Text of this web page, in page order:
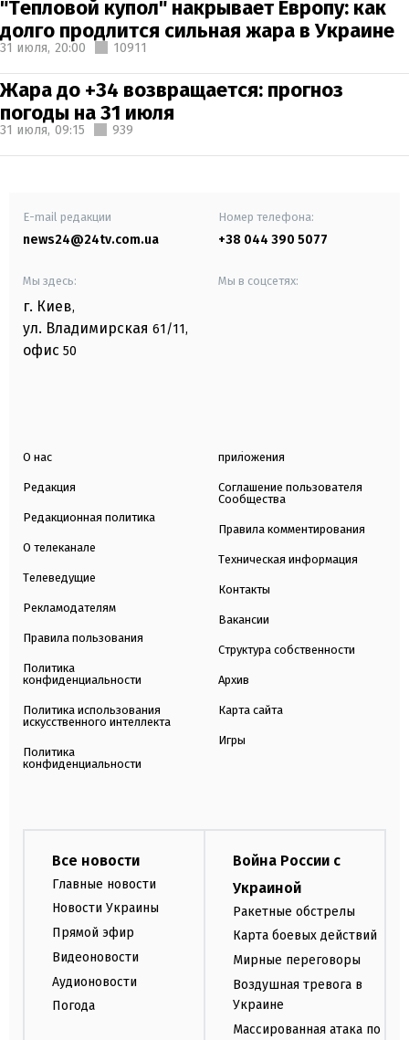
"Тепловой купол" накрывает Европу: как
долго продлится сильная жара в Украине
31 июля, 20:00 10911
Жара до +34 возвращается: прогноз
погоды на 31 июля
31 июля, 09:15 939
E-mail редакции
news24@24tv.com.ua
Номер телефона:
+38 044 390 5077
Мы здесь:
г. Киев,
ул. Владимирская 61/11,
офис 50
Мы в соцсетях:
О нас
Редакция
Редакционная политика
О телеканале
Телеведущие
Рекламодателям
Правила пользования
Политика
конфиденциальности
Политика использования
искусственного интеллекта
Политика
конфиденциальности
приложения
Соглашение пользователя
Сообщества
Правила комментирования
Техническая информация
Контакты
Вакансии
Структура собственности
Архив
Карта сайта
Игры
Все новости
Главные новости
Новости Украины
Прямой эфир
Видеоновости
Аудионовости
Погода
Война России с
Украиной
Ракетные обстрелы
Карта боевых действий
Мирные переговоры
Воздушная тревога в
Украине
Массированная атака по